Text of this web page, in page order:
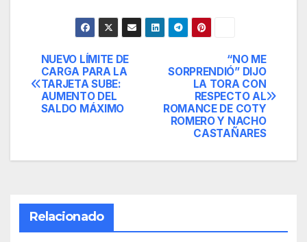
Navegación
de
“NO ME
SORPRENDIÓ” DIJO
LA TORA CON
RESPECTO AL
ROMANCE DE COTY
ROMERO Y NACHO
CASTAÑARES
NUEVO LÍMITE DE
CARGA PARA LA
TARJETA SUBE:
AUMENTO DEL
SALDO MÁXIMO
Relacionado